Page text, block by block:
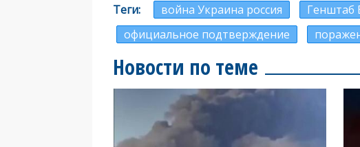
Теги война Украина россия
Генштаб
официальное подтверждение
Новости по теме